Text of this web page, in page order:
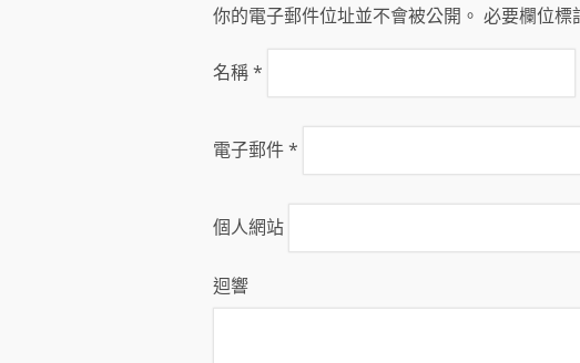
你的電子郵件位址並不會被公開。 必要欄位標
名稱*
電子郵件*
個人網站
迴響